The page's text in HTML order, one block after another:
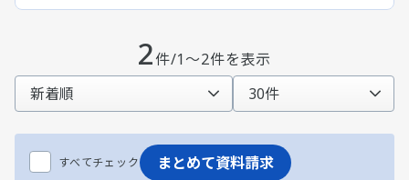
2件/1～2件を表示
すべてチェック まとめて資料請求